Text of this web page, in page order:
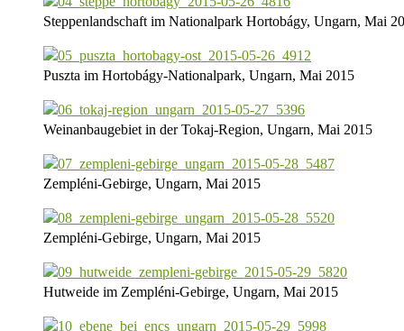
Steppenlandschaft im Nationalpark Hortobágy, Ungarn, Mai
Puszta im Hortobágy-Nationalpark, Ungarn, Mai 2015
Weinanbaugebiet in der Tokaj-Region, Ungarn, Mai 2015
Zempléni-Gebirge, Ungarn, Mai 2015
Zempléni-Gebirge, Ungarn, Mai 2015
Hutweide im Zempléni-Gebirge, Ungarn, Mai 2015